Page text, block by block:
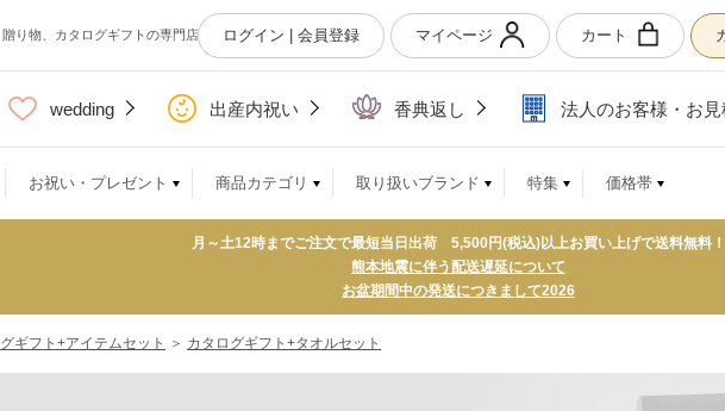
贈り物、カタログギフトの専門店 ログイン | 会員登録 マイページ カート
wedding 出産内祝い 香典返し 法人のお客様・お
お祝い・プレゼント 商品カテゴリ 取り扱いブランド 特集 価格帯
月～土12時までご注文で最短当日出荷 5,500円(税込)以上お買い上げで送料無料！
熊本地震に伴う配送遅延について
お盆期間中の発送につきまして2026
ギフト+アイテムセット ＞ カタログギフト+タオルセット